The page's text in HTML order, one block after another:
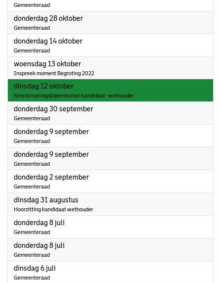
Gemeenteraad
donderdag 28 oktober2021
Gemeenteraad
donderdag 14 oktober2021
Gemeenteraad
woensdag 13 oktober2021
Inspreek moment Begroting 2022
dinsdag 12 oktober2021
Kennismakingsbijeenkomst kandidaat- wethouder
donderdag 30 september2021
Gemeenteraad
donderdag 9 september2021
Gemeenteraad
donderdag 9 september2021
Gemeenteraad
donderdag 2 september2021
Gemeenteraad
dinsdag 31 augustus
Hoorzitting kandidaat wethouder
donderdag 8 juli
Gemeenteraad
donderdag 8 juli
Gemeenteraad
dinsdag 6 juli
Gemeenteraad